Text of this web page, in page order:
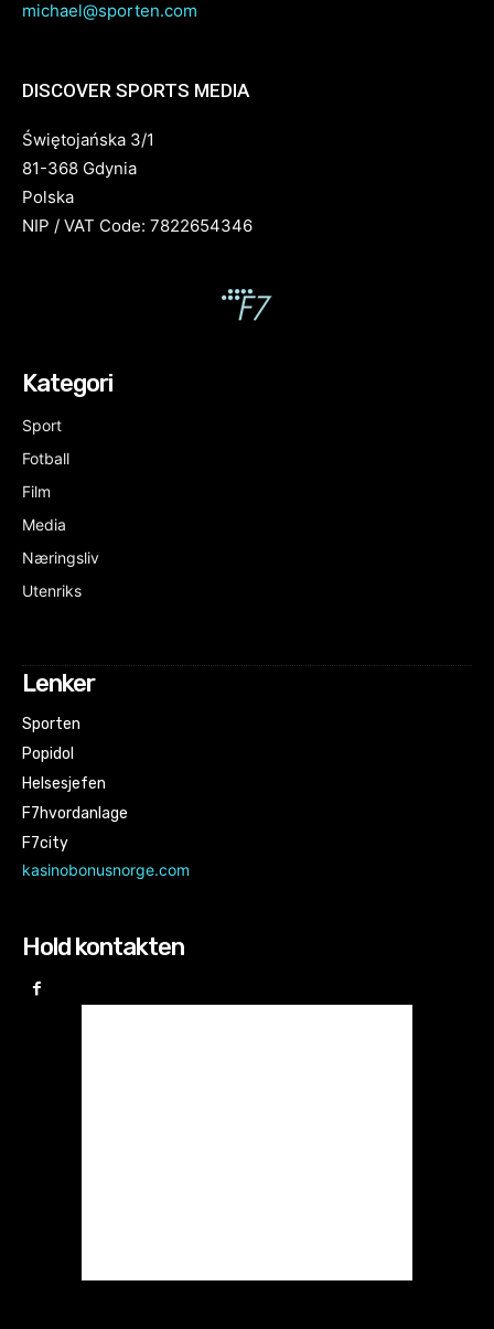
michael@sporten.com
DISCOVER SPORTS MEDIA
Świętojańska 3/1
81-368 Gdynia
Polska
NIP / VAT Code: 7822654346
Kategori
Sport
Fotball
Film
Media
Næringsliv
Utenriks
Lenker
Sporten
Popidol
Helsesjefen
F7hvordanlage
F7city
kasinobonusnorge.com
Hold kontakten